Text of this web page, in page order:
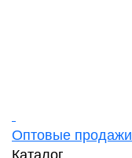
Оптовые продажи